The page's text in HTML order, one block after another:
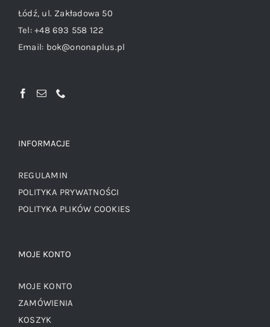
Łódź, ul. Zakładowa 50
Tel:+48 693 558 122
Email: bok@ononaplus.pl
INFORMACJE
REGULAMIN
POLITYKA PRYWATNOŚCI
POLITYKA PLIKÓW COOKIES
MOJE KONTO
MOJE KONTO
ZAMÓWIENIA
KOSZYK